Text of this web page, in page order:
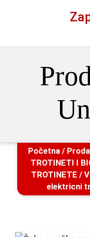
Početna/
TROTINETI I
TROTINETE /
elektricni